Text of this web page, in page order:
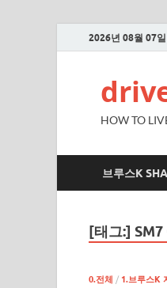
2026년 08월 07일
HOW TO
브루스K
[태그:]
0.전체 / 1.브루스K